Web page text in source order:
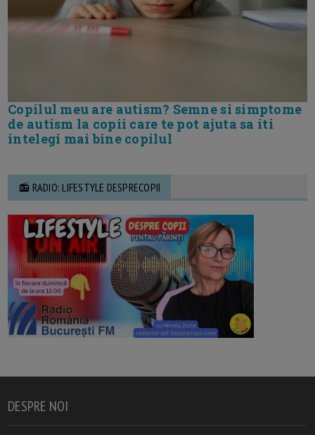
Copilul meu are autism? Semne si simptome
de autism la copii care te pot ajuta sa iti
intelegi mai bine copilul
📻 RADIO: LIFESTYLE DESPRECOPII
DESPRE NOI